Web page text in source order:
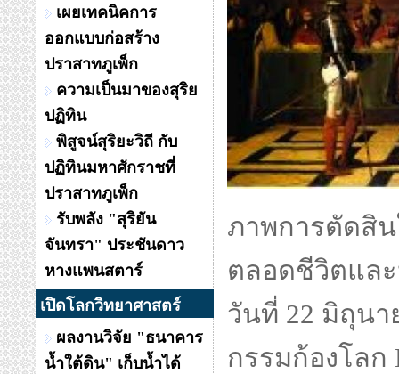
เผยเทคนิคการ
ออกแบบก่อสร้าง
ปราสาทภูเพ็ก
ความเป็นมาของสุริย
ปฏิทิน
พิสูจน์สุริยะวิถี กับ
ปฏิทินมหาศักราชที่
ปราสาทภูเพ็ก
รับพลัง "สุริยัน
จันทรา" ประชันดาว
หางแพนสตาร์
เปิดโลกวิทยาศาสตร์
ผลงานวิจัย "ธนาคาร
น้ำใต้ดิน" เก็บน้ำได้
ภาพการตัดสิ
ตลอดชีวิตแล
วันที่ 22 มิถุนา
กรรมก้องโลก